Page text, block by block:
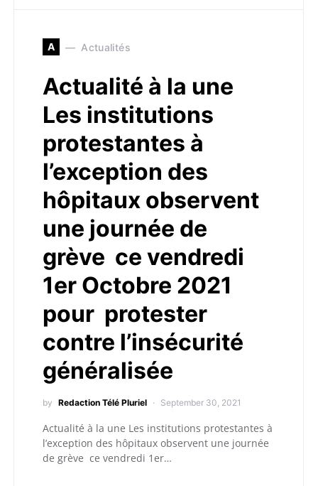
A Actualités
Actualité à la une
Les institutions
protestantes à
l’exception des
hôpitaux observent
une journée de
grève ce vendredi
1er Octobre 2021
pour protester
contre l’insécurité
généralisée
by Redaction Télé Pluriel September 30, 2021
Actualité à la une Les institutions protestantes à
l’exception des hôpitaux observent une journée
de grève ce vendredi 1er…